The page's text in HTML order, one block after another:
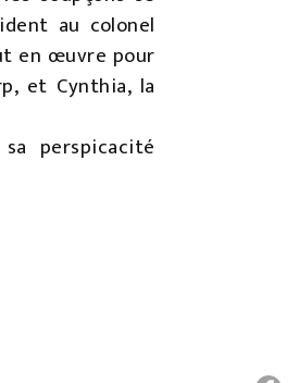
au colonel
en œuvre pour
et Cynthia, la
perspicacité